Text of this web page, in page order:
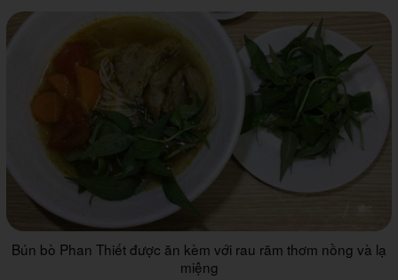
Bún bò Phan Thiết được ăn kèm với rau răm thơm nồng và lạ
miệng